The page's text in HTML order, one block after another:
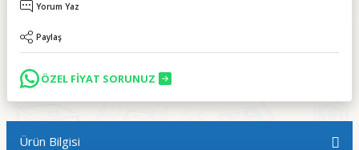
Yorum Yaz
Paylaş
ÖZEL FİYAT SORUNUZ
Ürün Bilgisi